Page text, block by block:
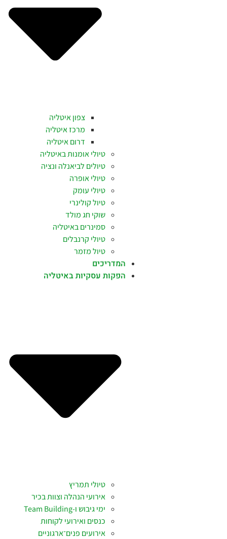
צפון איטליה
מרכז איטליה
דרום איטליה
טיולי אומנות באיטליה
טיולים לביאנלה ונציה
טיולי אופרה
טיולי עומק
טיול קולינרי
שוקי חג מולד
סמינרים באיטליה
טיולי קרנבלים
טיול מזמר
המדריכים
הפקות עסקיות באיטליה
טיולי תמריץ
אירועי הנהלה וצוות בכיר
ימי גיבוש ו-Team Building
כנסים ואירועי לקוחות
אירועים פנים־ארגוניים